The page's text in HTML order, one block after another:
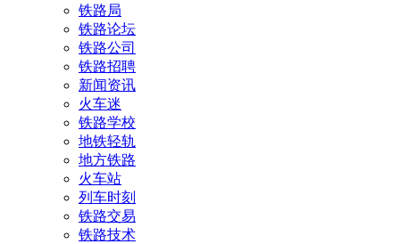
铁路局
铁路论坛
铁路公司
铁路招聘
新闻资讯
火车迷
铁路学校
地铁轻轨
地方铁路
火车站
列车时刻
铁路交易
铁路技术